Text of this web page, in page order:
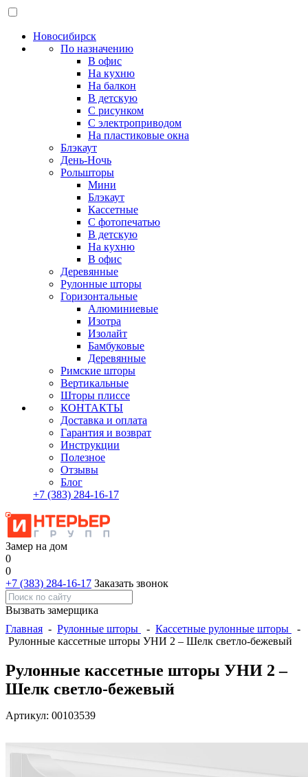
Новосибирск
По назначению
В офис
На кухню
На балкон
В детскую
С рисунком
С электроприводом
На пластиковые окна
Блэкаут
День-Ночь
Рольшторы
Мини
Блэкаут
Кассетные
С фотопечатью
В детскую
На кухню
В офис
Деревянные
Рулонные шторы
Горизонтальные
Алюминиевые
Изотра
Изолайт
Бамбуковые
Деревянные
Римские шторы
Вертикальные
Шторы плиссе
КОНТАКТЫ
Доставка и оплата
Гарантия и возврат
Инструкции
Полезное
Отзывы
Блог
+7 (383) 284-16-17
Замер на дом
0
0
+7 (383) 284-16-17 Заказать звонок
Вызвать замерщика
Главная - Рулонные шторы - Кассетные рулонные шторы
-
Рулонные кассетные шторы УНИ 2 – Шелк светло-бежевый
Рулонные кассетные шторы УНИ 2 –
Шелк светло-бежевый
Артикул: 00103539